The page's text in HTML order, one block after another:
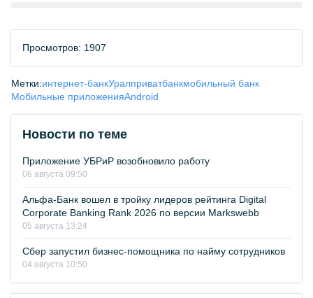
Просмотров: 1907
Метки:интернет-банкУралприватбанкмобильный банк
Мобильные приложенияAndroid
Новости по теме
Приложение УБРиР возобновило работу
06 августа 09:50
Альфа-Банк вошел в тройку лидеров рейтинга Digital
Corporate Banking Rank 2026 по версии Markswebb
05 августа 13:24
Сбер запустил бизнес-помощника по найму сотрудников
04 августа 10:50